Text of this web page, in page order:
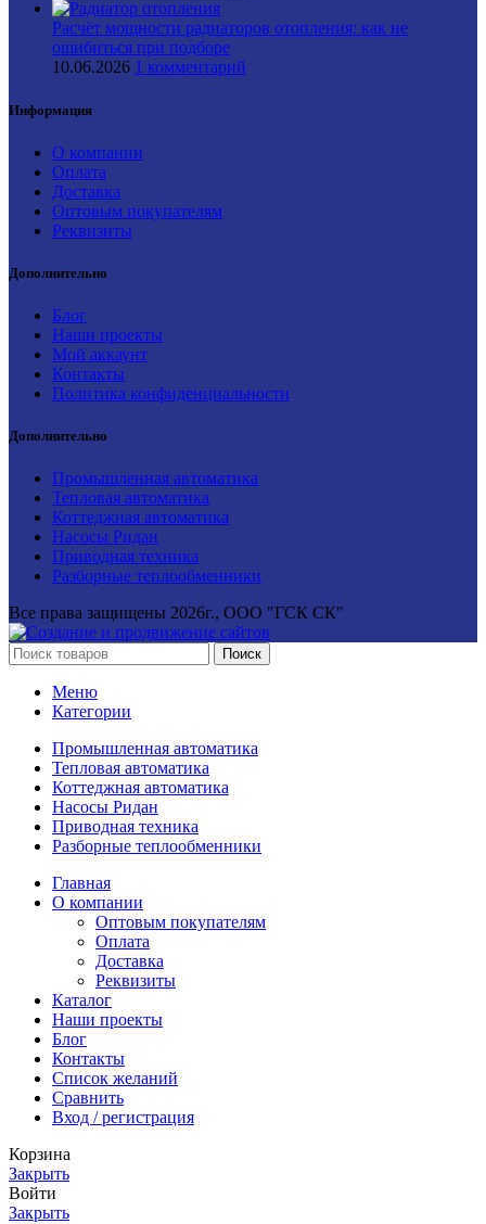
Расчёт мощности радиаторов отопления: как не
ошибиться при подборе
10.06.2026 1 комментарий
Информация
О компании
Оплата
Доставка
Оптовым покупателям
Реквизиты
Дополнительно
Блог
Наши проекты
Мой аккаунт
Контакты
Политика конфиденциальности
Дополнительно
Промышленная автоматика
Тепловая автоматика
Коттеджная автоматика
Насосы Ридан
Приводная техника
Разборные теплообменники
Все права защищены 2026г., ООО "ГСК СК"
Поиск
Меню
Категории
Промышленная автоматика
Тепловая автоматика
Коттеджная автоматика
Насосы Ридан
Приводная техника
Разборные теплообменники
Главная
О компании
Оптовым покупателям
Оплата
Доставка
Реквизиты
Каталог
Наши проекты
Блог
Контакты
Список желаний
Сравнить
Вход / регистрация
Корзина
Закрыть
Войти
Закрыть